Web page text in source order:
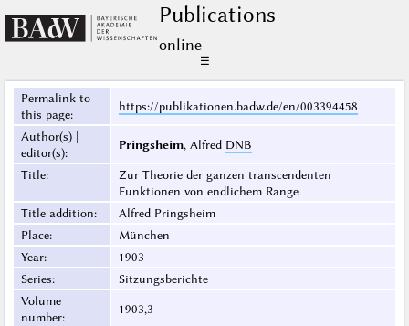
Publications
online
☰
Permalink to
this page:
https://publikationen.badw.de/en/003394458
Author(s) |
editor(s):
Pringsheim, Alfred DNB
Title:
Zur Theorie der ganzen transcendenten
Funktionen von endlichem Range
Title addition:
Alfred Pringsheim
Place:
München
Year:
1903
Series:
Sitzungsberichte
Volume
number:
1903,3